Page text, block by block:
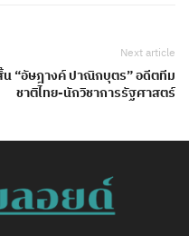
Next article
น “อัษฎางค์ ปาณิกบุตร” อดีตทีม
ชาติไทย-นักวิชาการรัฐศาสตร์